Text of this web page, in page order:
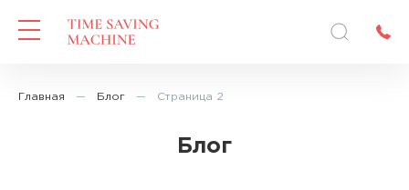
Главная — Блог — Страница 2
Блог